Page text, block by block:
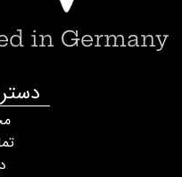
in Germany